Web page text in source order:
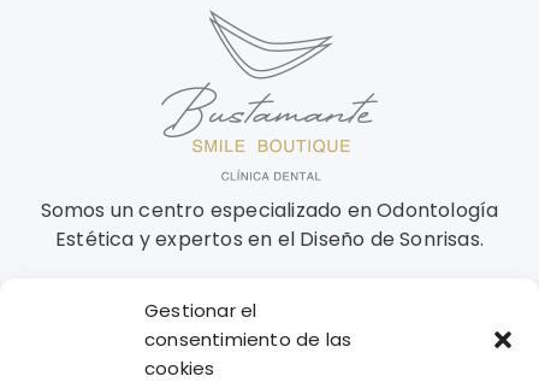
Gestionar el
consentimiento de las
cookies
Somos un centro especializado en Odontología
Estética y expertos en el Diseño de Sonrisas.